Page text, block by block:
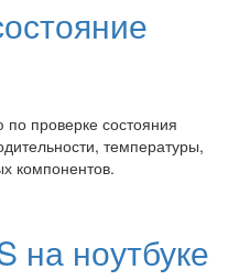
проверке состояния
температуры,
компонентов.
на ноутбуке